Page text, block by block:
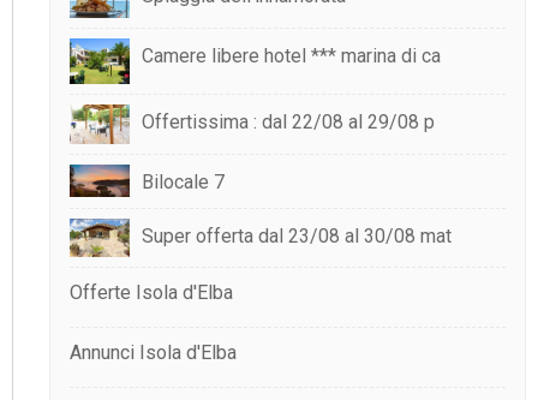
Camere libere hotel *** marina di ca
Offertissima : dal 22/08 al 29/08 p
Bilocale 7
Super offerta dal 23/08 al 30/08 mat
Offerte Isola d'Elba
Annunci Isola d'Elba